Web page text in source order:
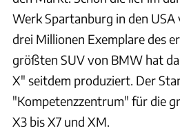
Werk Spartanburg in den USA
drei Millionen Exemplare des
größten SUV von BMW hat
X" seitdem produziert. Der
"Kompetenzzentrum" für die
X3 bis X7 und XM.